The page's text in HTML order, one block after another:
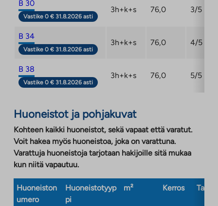
B 30
Vastike 0 € 31.8.2026 asti
3h+k+s 76,0 3/5
B 34
Vastike 0 € 31.8.2026 asti
3h+k+s 76,0 4/5
B 38
Vastike 0 € 31.8.2026 asti
3h+k+s 76,0 5/5
Huoneistot ja pohjakuvat
Kohteen kaikki huoneistot, sekä vapaat että varatut.
Voit hakea myös huoneistoa, joka on varattuna.
Varattuja huoneistoja tarjotaan hakijoille sitä mukaa
kun niitä vapautuu.
Huoneiston
umero
Huoneistotyyp
pi
m² Kerros